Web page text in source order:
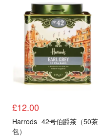
£12.00
Harrods 42号伯爵茶（50茶
包）